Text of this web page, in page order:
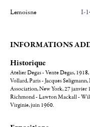
Lemoisne I-
INFORMATIONS
Historique
Atelier Degas - Vente Degas,
Vollard, Paris - Jacques
Association, New York, 27 janvier
Richmond - Lawton Mackall -
Virginie, juin 1960.